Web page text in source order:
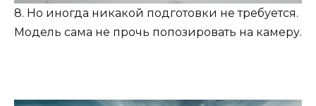
8. Но иногда никакой подготовки не требуется.
Модель сама не прочь попозировать на камеру.